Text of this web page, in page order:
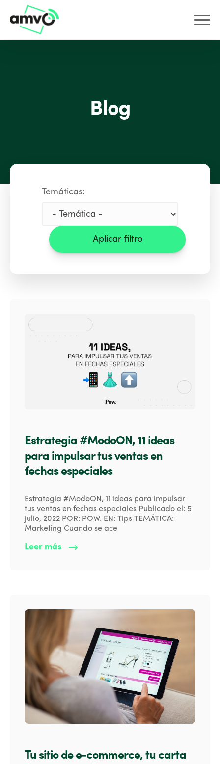
Blog
Temáticas:
Aplicar filtro
Estrategia #ModoON, 11 ideas
para impulsar tus ventas en
fechas especiales
Estrategia #ModoON, 11 ideas para impulsar
tus ventas en fechas especiales Publicado el: 5
julio, 2022 POR: POW. EN: Tips TEMÁTICA:
Marketing Cuando se ace
Leer más
Tu sitio de e-commerce, tu carta